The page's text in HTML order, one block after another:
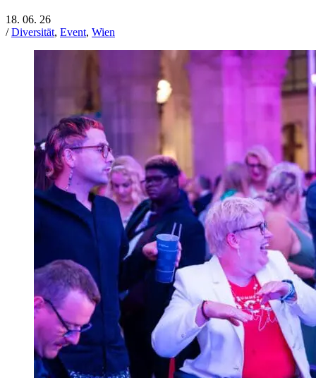
18. 06. 26
/Diversität, Event, Wien